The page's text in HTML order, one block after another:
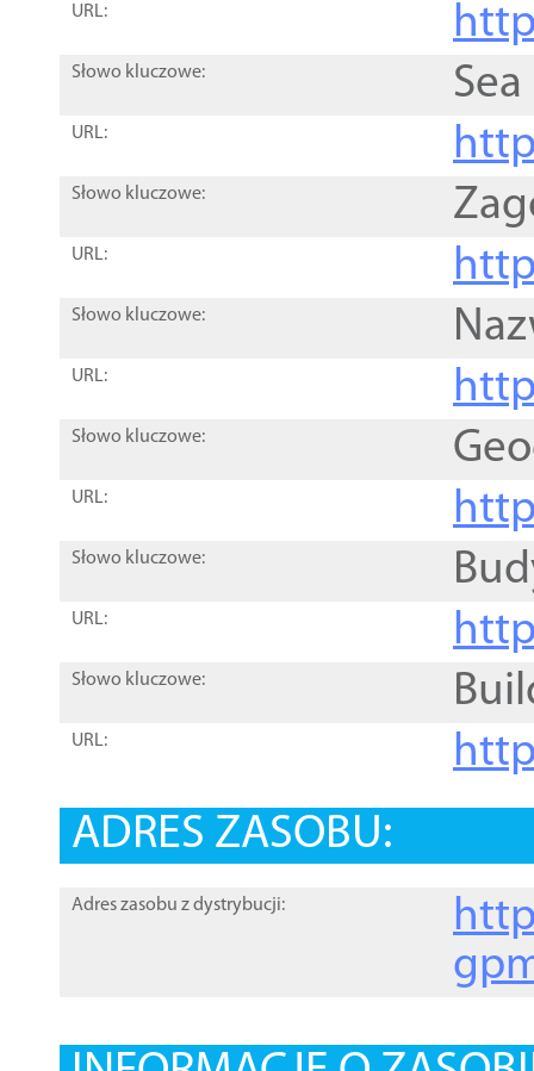
URL:
Słowo kluczowe:
URL:
Słowo kluczowe:
URL:
Słowo kluczowe:
URL:
Słowo kluczowe:
URL:
Słowo kluczowe:
URL:
Słowo kluczowe:
URL:
ADRES ZASOBU:
Adres zasobu z dystrybucji: